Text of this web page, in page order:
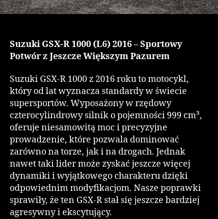
Suzuki GSX-R 1000 (L6) 2016 – Sportowy
Potwór z Jeszcze Większym Pazurem
Suzuki GSX-R 1000 z 2016 roku to motocykl,
który od lat wyznacza standardy w świecie
supersportów. Wyposażony w rzędowy
czterocylindrowy silnik o pojemności 999 cm³,
oferuje niesamowitą moc i precyzyjne
prowadzenie, które pozwala dominować
zarówno na torze, jak i na drogach. Jednak
nawet taki lider może zyskać jeszcze więcej
dynamiki i wyjątkowego charakteru dzięki
odpowiednim modyfikacjom. Nasze poprawki
sprawiły, że ten GSX-R stał się jeszcze bardziej
agresywny i ekscytujący.